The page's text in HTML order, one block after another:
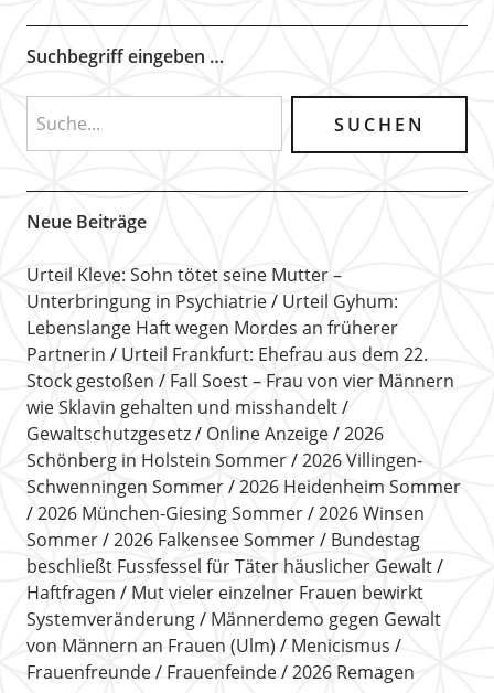
Suchbegriff eingeben …
Neue Beiträge
Urteil Kleve: Sohn tötet seine Mutter –
Unterbringung in Psychiatrie
Urteil Gyhum:
Lebenslange Haft wegen Mordes an früherer
Partnerin
Urteil Frankfurt: Ehefrau aus dem 22.
Stock gestoßen
Fall Soest – Frau von vier Männern
wie Sklavin gehalten und misshandelt
Gewaltschutzgesetz
Online Anzeige
2026
Schönberg in Holstein Sommer
2026 Villingen-
Schwenningen Sommer
2026 Heidenheim Sommer
2026 München-Giesing Sommer
2026 Winsen
Sommer
2026 Falkensee Sommer
Bundestag
beschließt Fussfessel für Täter häuslicher Gewalt
Haftfragen
Mut vieler einzelner Frauen bewirkt
Systemveränderung
Männerdemo gegen Gewalt
von Männern an Frauen (Ulm)
Menicismus
Frauenfreunde
Frauenfeinde 2026 Remagen